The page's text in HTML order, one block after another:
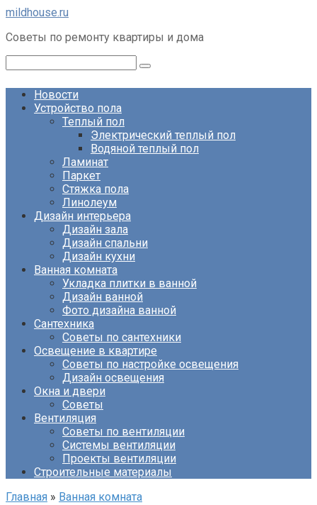
Перейти
контенту
mildhouse.ru
Советы по ремонту квартиры и дома
Новости
Устройство пола
Теплый пол
Электрический теплый пол
Водяной теплый пол
Ламинат
Паркет
Стяжка пола
Линолеум
Дизайн интерьера
Дизайн зала
Дизайн спальни
Дизайн кухни
Ванная комната
Укладка плитки в ванной
Дизайн ванной
Фото дизайна ванной
Сантехника
Советы по сантехники
Освещение в квартире
Советы по настройке освещения
Дизайн освещения
Окна и двери
Советы
Вентиляция
Советы по вентиляции
Системы вентиляции
Проекты вентиляции
Строительные материалы
Главная » Ванная комната